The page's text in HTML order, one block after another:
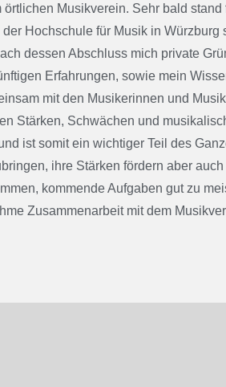
örtlichen Musikverein. Sehr bald
Hochschule für Musik in
dessen Abschluss mich private
Erfahrungen, sowie mein
mit den Musikerinnen und
Stärken, Schwächen und
ist somit ein wichtiger Teil des
ihre Stärken fördern aber
kommende Aufgaben gut zu
Zusammenarbeit mit dem